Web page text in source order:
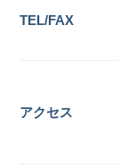
TEL/FAX
アクセス